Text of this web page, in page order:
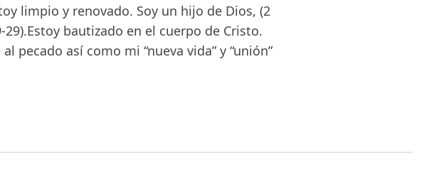
limpio y renovado. Soy un hijo de Dios, (2
29).Estoy bautizado en el cuerpo de Cristo.
así como mi “nueva vida” y “unión”